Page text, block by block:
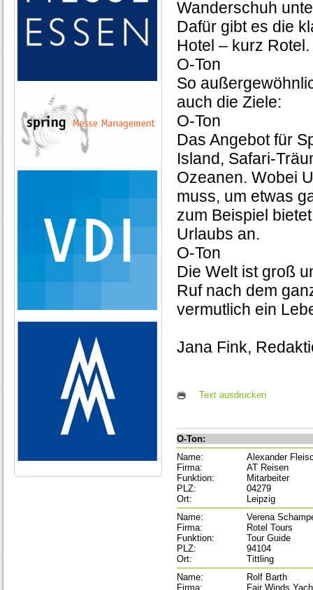
Wanderschuh
Dafür gibt es die
Hotel – kurz
O-Ton
So
auch die Ziele:
O-Ton
Das Angebot für
Island, Safari-
Ozeanen. Wobei
muss, um etwas
zum Beispiel
Urlaubs an.
O-Ton
Die Welt ist groß
Ruf nach dem
vermutlich ein
Jana Fink,
Text ausdrucken
O-Ton:
Name:
Alexander
Firma:
AT Reisen
Funktion:
Mitarbeiter
PLZ:
04279
Ort:
Leipzig
Name:
Verena
Firma:
Rotel Tours
Funktion:
Tour Guide
PLZ:
94104
Ort:
Tittling
Name:
Rolf Barth
Firma:
Fair Winds